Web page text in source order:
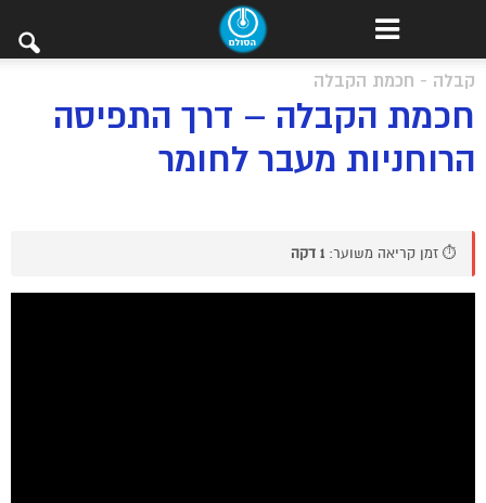
קבלה - חכמת הקבלה
חכמת הקבלה – דרך התפיסה
הרוחניות מעבר לחומר
⏱️ זמן קריאה משוער: 1 דקה